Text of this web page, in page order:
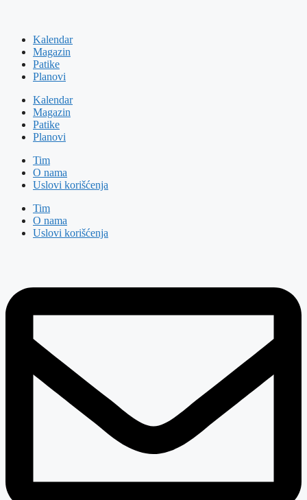
Kalendar
Magazin
Patike
Planovi
Kalendar
Magazin
Patike
Planovi
Tim
O nama
Uslovi korišćenja
Tim
O nama
Uslovi korišćenja